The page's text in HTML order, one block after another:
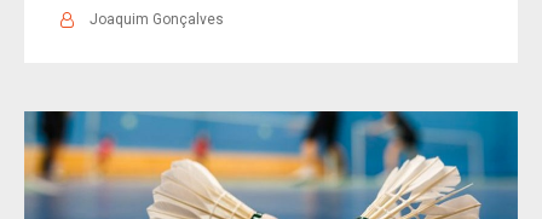
Joaquim Gonçalves